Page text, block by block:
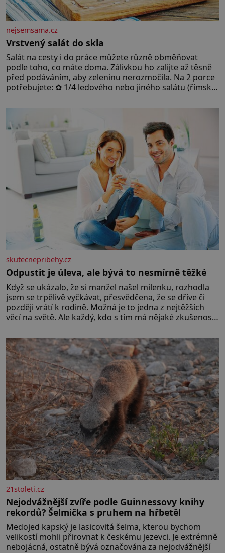
nejsemsama.cz
Vrstvený salát do skla
Salát na cesty i do práce můžete různě obměňovat
podle toho, co máte doma. Zálivkou ho zalijte až těsně
před podáváním, aby zeleninu nerozmočila. Na 2 porce
potřebujete: ✿ 1/4 ledového nebo jiného salátu (římský
okurky ✿ 2 rajčata Zálivka: ✿ 4 lžíce olivového oleje ✿ 1
lžíci citronové šťávy ✿ ½ stroužku
skutecnepribehy.cz
Odpustit je úleva, ale bývá to nesmírně těžké
Když se ukázalo, že si manžel našel milenku, rozhodla
jsem se trpělivě vyčkávat, přesvědčena, že se dříve či
později vrátí k rodině. Možná je to jedna z nejtěžších
věcí na světě. Ale každý, kdo s tím má nějaké zkušenosti,
Když se ke mně doneslo, že si manžel pořídil milenku,
21stoleti.cz
Nejodvážnější zvíře podle Guinnessovy knihy
rekordů? Šelmička s pruhem na hřbetě!
Medojed kapský je lasicovitá šelma, kterou bychom
velikostí mohli přirovnat k českému jezevci. Je extrémně
nebojácná, ostatně bývá označována za nejodvážnější